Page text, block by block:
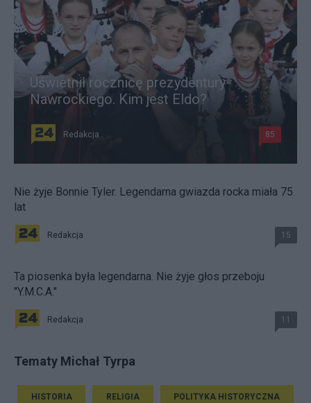
Uświetnił rocznicę prezydentury
Nawrockiego. Kim jest Eldo?
Redakcja 85
Nie żyje Bonnie Tyler. Legendarna gwiazda rocka miała 75
lat
Redakcja 15
Ta piosenka była legendarna. Nie żyje głos przeboju
"Y.M.C.A."
Redakcja 11
Tematy Michał Tyrpa
HISTORIA RELIGIA POLITYKA HISTORYCZNA